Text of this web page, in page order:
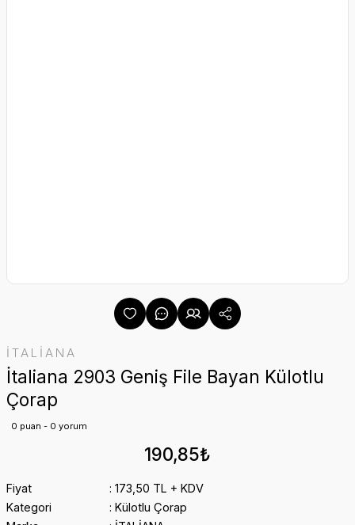
İTALİANA
İtaliana 2903 Geniş File Bayan Külotlu
Çorap
0 puan - 0 yorum
190,85₺
Fiyat
173,50 TL + KDV
Kategori
Külotlu Çorap